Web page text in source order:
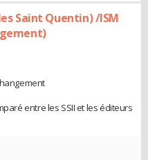
Saint Quentin) /ISM
entre les SSII et les éditeurs